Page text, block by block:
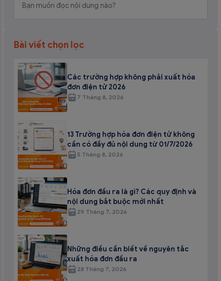
Bài viết chọn lọc
Các trường hợp không phải xuất hóa
đơn điện tử 2026
7 Tháng 8, 2026
13 Trường hợp hóa đơn điện tử không
cần có đầy đủ nội dung từ 01/7/2026
5 Tháng 8, 2026
Hóa đơn đầu ra là gì? Các quy định và
nội dung bắt buộc mới nhất
29 Tháng 7, 2026
Những điều cần biết về nguyên tắc
xuất hóa đơn đầu ra
28 Tháng 7, 2026